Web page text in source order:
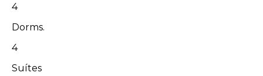
4
Dorms.
4
Suítes